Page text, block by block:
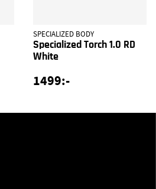
SPECIALIZED BODY
Specialized Torch 1.0 RD
White
1499:-